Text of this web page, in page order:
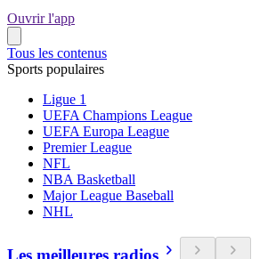
Ouvrir l'app
Tous les contenus
Sports populaires
Ligue 1
UEFA Champions League
UEFA Europa League
Premier League
NFL
NBA Basketball
Major League Baseball
NHL
Les meilleures radios